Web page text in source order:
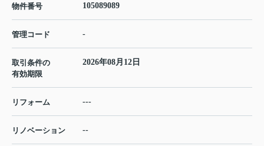
物件番号 105089089
管理コード -
取引条件の
有効期限
2026年08月12日
リフォーム ---
リノベーション --